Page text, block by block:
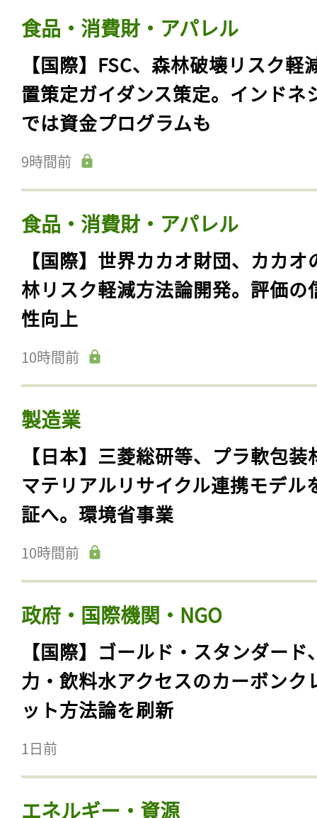
食品・消費財・アパレル
【国際】FSC、森林破壊リスク軽
置策定ガイダンス策定。インドネ
では資金プログラムも
9時間前
食品・消費財・アパレル
【国際】世界カカオ財団、カカオ
林リスク軽減方法論開発。評価の
性向上
10時間前
製造業
【日本】三菱総研等、プラ軟包装
マテリアルリサイクル連携モデル
証へ。環境省事業
10時間前
政府・国際機関・NGO
【国際】ゴールド・スタンダード
力・飲料水アクセスのカーボンク
ット方法論を刷新
1日前
エネルギー・資源